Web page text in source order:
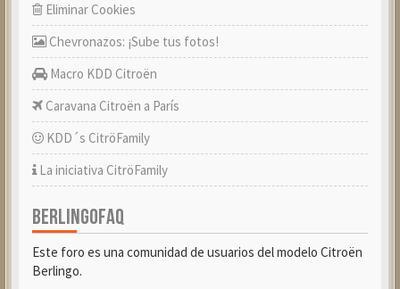
Eliminar Cookies
Chevronazos: ¡Sube tus fotos!
Macro KDD Citroën
Caravana Citroën a París
KDD´s CitröFamily
La iniciativa CitröFamily
BERLINGOFAQ
Este foro es una comunidad de usuarios del modelo Citroën
Berlingo.